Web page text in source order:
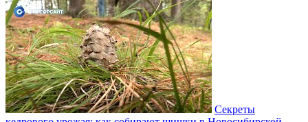
Секреты